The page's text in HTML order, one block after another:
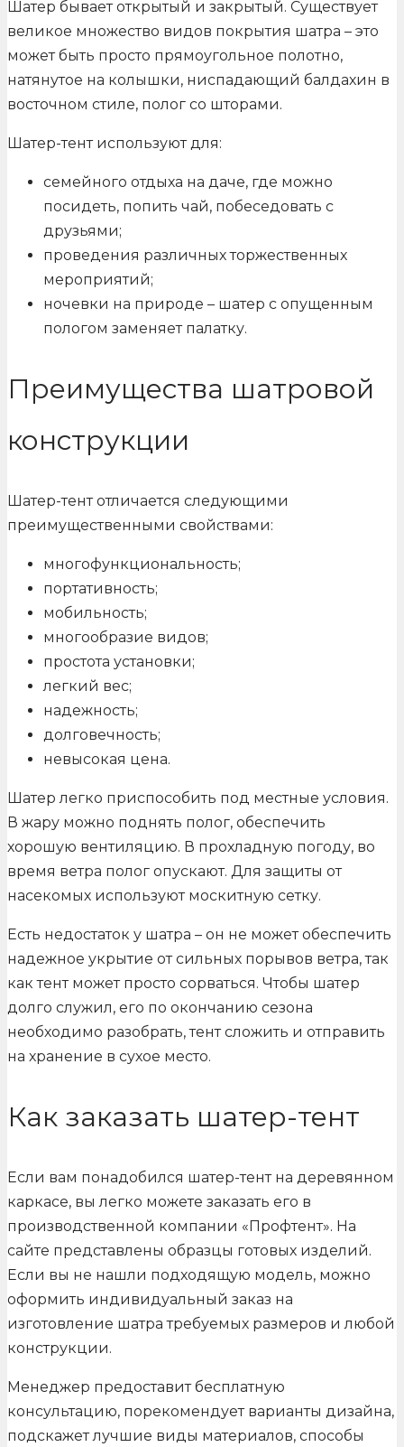
Шатер бывает открытый и закрытый. Существует
великое множество видов покрытия шатра – это
может быть просто прямоугольное полотно,
натянутое на колышки, ниспадающий балдахин в
восточном стиле, полог со шторами.
Шатер-тент используют для:
семейного отдыха на даче, где можно
посидеть, попить чай, побеседовать с
друзьями;
проведения различных торжественных
мероприятий;
ночевки на природе – шатер с опущенным
пологом заменяет палатку.
Преимущества шатровой
конструкции
Шатер-тент отличается следующими
преимущественными свойствами:
многофункциональность;
портативность;
мобильность;
многообразие видов;
простота установки;
легкий вес;
надежность;
долговечность;
невысокая цена.
Шатер легко приспособить под местные условия.
В жару можно поднять полог, обеспечить
хорошую вентиляцию. В прохладную погоду, во
время ветра полог опускают. Для защиты от
насекомых используют москитную сетку.
Есть недостаток у шатра – он не может обеспечить
надежное укрытие от сильных порывов ветра, так
как тент может просто сорваться. Чтобы шатер
долго служил, его по окончанию сезона
необходимо разобрать, тент сложить и отправить
на хранение в сухое место.
Как заказать шатер-тент
Если вам понадобился шатер-тент на деревянном
каркасе, вы легко можете заказать его в
производственной компании «Профтент». На
сайте представлены образцы готовых изделий.
Если вы не нашли подходящую модель, можно
оформить индивидуальный заказ на
изготовление шатра требуемых размеров и любой
конструкции.
Менеджер предоставит бесплатную
консультацию, порекомендует варианты дизайна,
подскажет лучшие виды материалов, способы